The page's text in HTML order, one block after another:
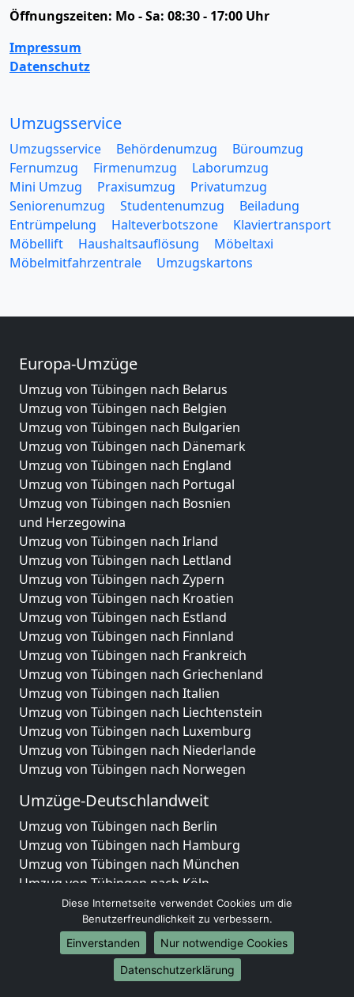
Öffnungszeiten: Mo - Sa: 08:30 - 17:00 Uhr
Impressum
Datenschutz
Umzugsservice
Umzugsservice Behördenumzug
Büroumzug
Fernumzug
Firmenumzug
Laborumzug
Mini Umzug
Praxisumzug
Privatumzug
Seniorenumzug
Studentenumzug
Beiladung
Entrümpelung
Halteverbotszone
Klaviertransport
Möbellift
Haushaltsauflösung
Möbeltaxi
Möbelmitfahrzentrale
Umzugskartons
Europa-Umzüge
Umzug von Tübingen nach Belarus
Umzug von Tübingen nach Belgien
Umzug von Tübingen nach Bulgarien
Umzug von Tübingen nach Dänemark
Umzug von Tübingen nach England
Umzug von Tübingen nach Portugal
Umzug von Tübingen nach Bosnien
und Herzegowina
Umzug von Tübingen nach Irland
Umzug von Tübingen nach Lettland
Umzug von Tübingen nach Zypern
Umzug von Tübingen nach Kroatien
Umzug von Tübingen nach Estland
Umzug von Tübingen nach Finnland
Umzug von Tübingen nach Frankreich
Umzug von Tübingen nach Griechenland
Umzug von Tübingen nach Italien
Umzug von Tübingen nach Liechtenstein
Umzug von Tübingen nach Luxemburg
Umzug von Tübingen nach Niederlande
Umzug von Tübingen nach Norwegen
Umzüge-Deutschlandweit
Umzug von Tübingen nach Berlin
Umzug von Tübingen nach Hamburg
Umzug von Tübingen nach München
Umzug von Tübingen nach Köln
Umzug von Tübingen nach Frankfurt am Main
Umzug von Tübingen nach Stuttgart
Umzug von Tübingen nach Düsseldorf
Umzug von Tübingen nach Leipzig
Umzug von Tübingen nach Dortmund
Diese Internetseite verwendet Cookies um die
Benutzerfreundlichkeit zu verbessern.
Einverstanden
Nur notwendige Cookies
Datenschutzerklärung